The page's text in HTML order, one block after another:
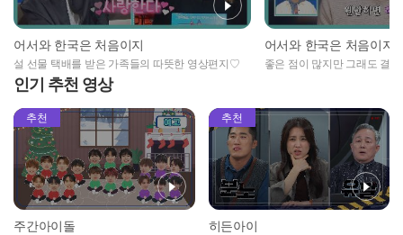
어서와 한국은 처음이지
설 선물 택배를 받은 가족들의 따뜻한 영상편지♡
어서와 한국은 처음이지
좋은 점이 많지만 그래도 결
인기 추천 영상
추천
주간아이돌
추천
히든아이